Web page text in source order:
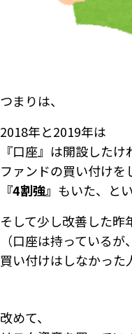
つまりは、
2018年と2019年は
『口座』は開設したけ
ファンドの買い付けを
『4割強』 もいた、と
そして少し改善した昨
（口座は持っているが
買い付けはしなかった
改めて、